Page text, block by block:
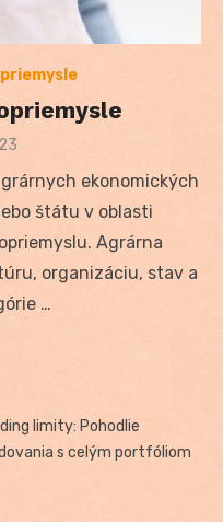
ekonomických
štátu v oblasti
Agrárna
organizáciu, stav a
…
limity: Pohodlie
s celým portfóliom